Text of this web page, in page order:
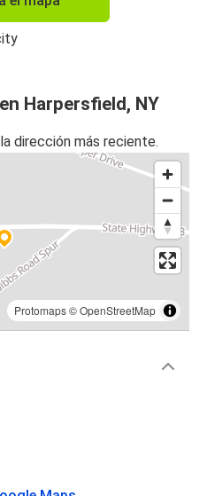
Harpersfield, NY
dirección más reciente.
Protomaps©OpenStreetMap